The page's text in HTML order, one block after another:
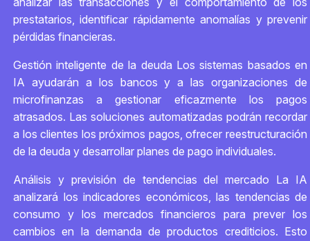
prestatarios, identificar rápidamente anomalías y prevenir
pérdidas financieras.
Gestión inteligente de la deuda Los sistemas basados en
IA ayudarán a los bancos y a las organizaciones de
microfinanzas a gestionar eficazmente los pagos
atrasados. Las soluciones automatizadas podrán recordar
a los clientes los próximos pagos, ofrecer reestructuración
de la deuda y desarrollar planes de pago individuales.
Análisis y previsión de tendencias del mercado La IA
analizará los indicadores económicos, las tendencias de
consumo y los mercados financieros para prever los
cambios en la demanda de productos crediticios. Esto